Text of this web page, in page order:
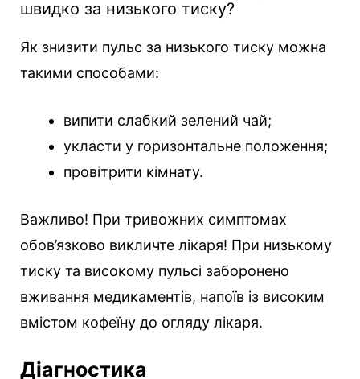
швидко за низького тиску?
Як знизити пульс за низького тиску можна
такими способами:
випити слабкий зелений чай;
укласти у горизонтальне положення;
провітрити кімнату.
Важливо! При тривожних симптомах
обов’язково викличте лікаря! При низькому
тиску та високому пульсі заборонено
вживання медикаментів, напоїв із високим
вмістом кофеїну до огляду лікаря.
Діагностика